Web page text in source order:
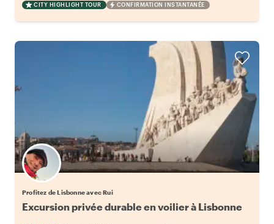
CITY HIGHLIGHT TOUR CONFIRMATION INSTANTANÉE
Profitez de Lisbonne avec Rui
Excursion privée durable en voilier à Lisbonne